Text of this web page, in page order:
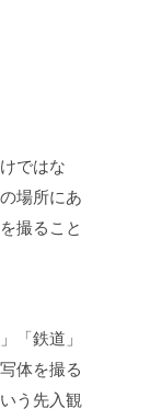
ではな
場所にあ
撮ること
「鉄道」
体を撮る
う先入観